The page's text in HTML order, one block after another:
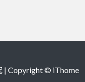
| Copyright © iThome